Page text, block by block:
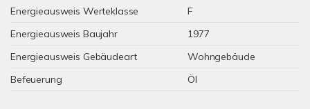
Energieausweis Werteklasse
F
Energieausweis Baujahr
1977
Energieausweis Gebäudeart
Wohngebäude
Befeuerung
Öl